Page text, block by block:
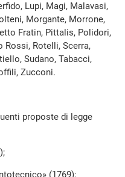
Lupi, Magi, Malavasi,
Morgante, Morrone,
Fratin, Pittalis, Polidori,
Rossi, Rotelli, Scerra,
Sudano, Tabacci,
Zucconi.
proposte di legge
(1769);